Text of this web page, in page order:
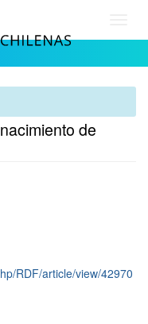
de
RDF/article/view/42970